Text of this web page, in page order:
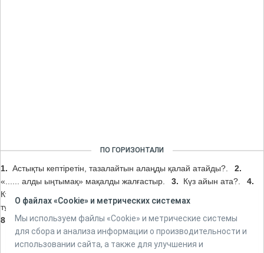
ПО ГОРИЗОНТАЛИ
1. Астықты кептіретін, тазалайтын алаңды қалай атайды?.
2.
«...... алды ыңтымақ» мақалды жалғастыр.
3. Күз айын ата?.
4.
Күзгі қоныс дегеніміз-.
тұқымдасына жататын дәнді дақыл.
8.
Білім күні балалар қайда асығады?.
О файлах «Cookie» и метрических системах
Мы используем файлы «Cookie» и метрические системы
для сбора и анализа информации о производительности и
использовании сайта, а также для улучшения и